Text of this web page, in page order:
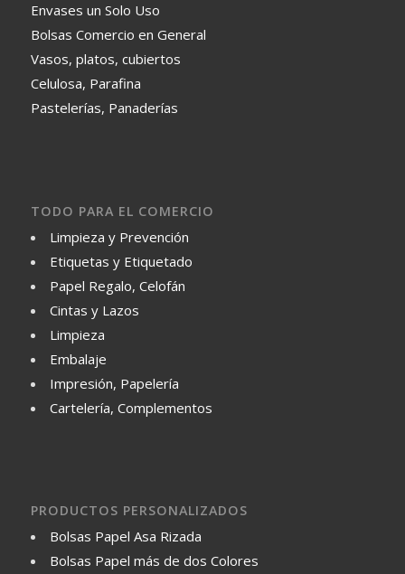
Envases un Solo Uso
Bolsas Comercio en General
Vasos, platos, cubiertos
Celulosa, Parafina
Pastelerías, Panaderías
TODO PARA EL COMERCIO
Limpieza y Prevención
Etiquetas y Etiquetado
Papel Regalo, Celofán
Cintas y Lazos
Limpieza
Embalaje
Impresión, Papelería
Cartelería, Complementos
PRODUCTOS PERSONALIZADOS
Bolsas Papel Asa Rizada
Bolsas Papel más de dos Colores